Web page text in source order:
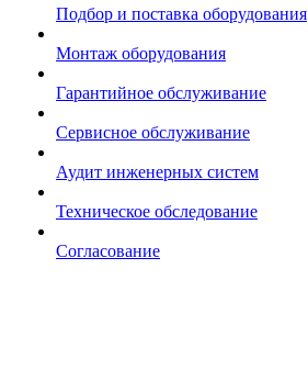
Подбор и поставка оборудования
Монтаж оборудования
Гарантийное обслуживание
Сервисное обслуживание
Аудит инженерных систем
Техническое обследование
Согласование